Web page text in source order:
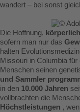
wandert – bei sonst
Die Hoffnung,
sofern man nur das
halten
Missouri in Columbia
Menschen seinen
und Sammler
in den 10.000 Jahren
vollbrachten die
Höchstleistungen ,